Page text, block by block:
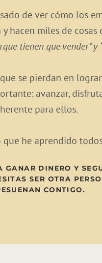
de ver cómo los
y hacen miles de
tienen que vender” y
se pierdan en
avanzar,
para ellos.
que he aprendido
GANAR DINERO Y
SER OTRA
CONTIGO.